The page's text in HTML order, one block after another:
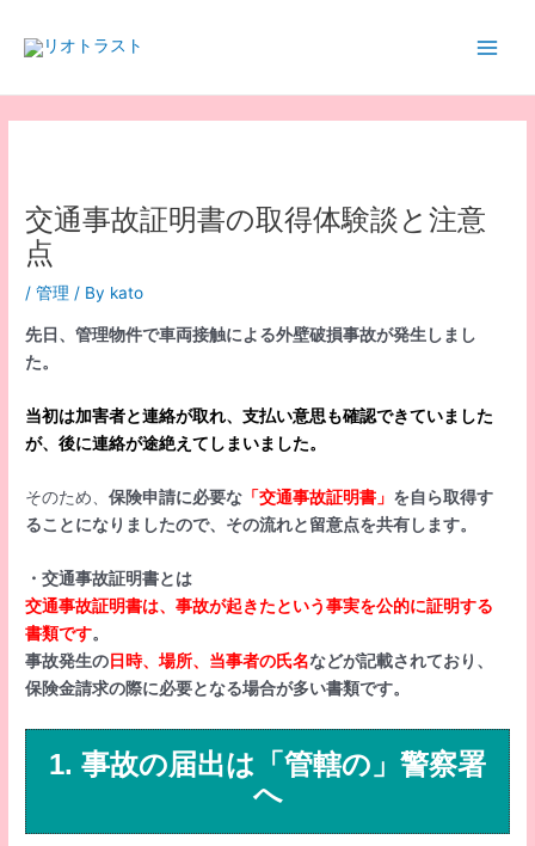
キ
交通事故証明書の取得体験談と注意
点
/管理 / By kato
先日、管理物件で車両接触による外壁破損事故が発生しまし
た。
当初は加害者と連絡が取れ、支払い意思も確認できていました
が、後に連絡が途絶えてしまいました。
そのため、保険申請に必要な 「交通事故証明書」 を自ら取得す
ることになりましたので、その流れと留意点を共有します。
・交通事故証明書とは
交通事故証明書は、事故が起きたという事実を公的に証明する
書類です。
事故発生の 日時、場所、当事者の氏名などが記載されており、
保険金請求の際に必要となる場合が多い書類です。
1. 事故の届出は「管轄の」警察署
へ